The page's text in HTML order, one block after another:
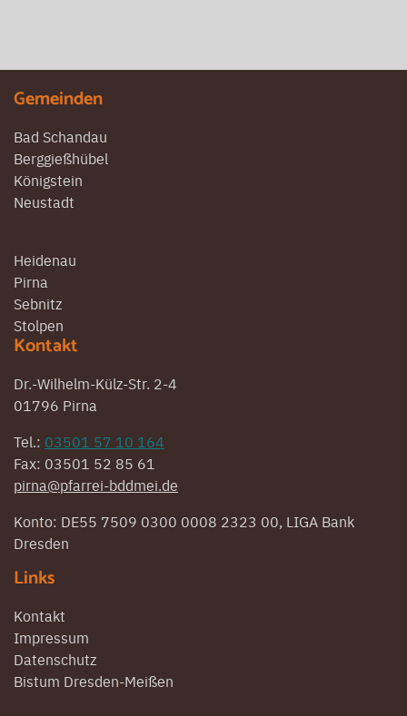
Gemeinden
Bad Schandau
Berggießhübel
Königstein
Neustadt
Heidenau
Pirna
Sebnitz
Stolpen
Kontakt
Dr.-Wilhelm-Külz-Str. 2-4
01796 Pirna
Tel.: 03501 57 10 164
Fax: 03501 52 85 61
pirna@pfarrei-bddmei.de
Konto: DE55 7509 0300 0008 2323 00, LIGA Bank
Dresden
Links
Kontakt
Impressum
Datenschutz
Bistum Dresden-Meißen